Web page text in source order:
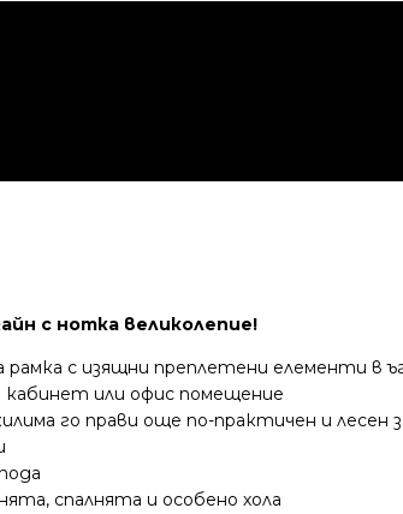
с нотка великолепие!
с изящни преплетени елементи в
кабинет или офис помещение
го прави още по-практичен и лесен
спалнята и особено хола